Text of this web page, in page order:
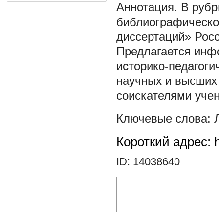
В
диссертаций»
Предлагается
историко-
научных и
соискателями
Короткий адрес:
ID: 14038640